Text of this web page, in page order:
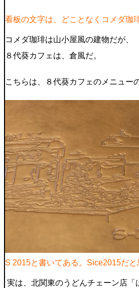
看板の文字は、どことなくコメダ珈
コメダ珈琲は山小屋風の建物だが、
８代葵カフェは、倉風だ。
こちらは、８代葵カフェのメニュー
S 2015と書いてある。Sice2015だと
実は、北関東のうどんチェーン店「